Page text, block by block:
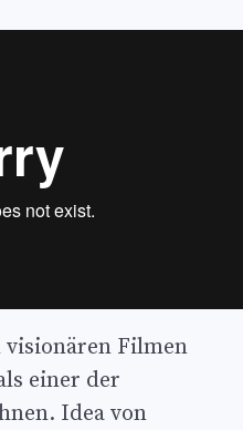
visionären Filmen
einer der
Idea von